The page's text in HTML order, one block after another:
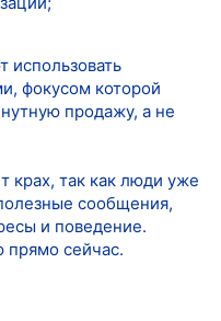
использовать
фокусом которой
продажу, а не
крах, так как люди уже
сообщения,
и поведение.
прямо сейчас.